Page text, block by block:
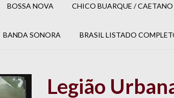
BOSSA NOVA CHICO BUARQUE / CAETANO
BANDA SONORA BRASIL LISTADO
Legião